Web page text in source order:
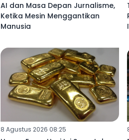
‎AI dan Masa Depan Jurnalisme,
Ketika Mesin Menggantikan
8 Agustus 2026 08:25